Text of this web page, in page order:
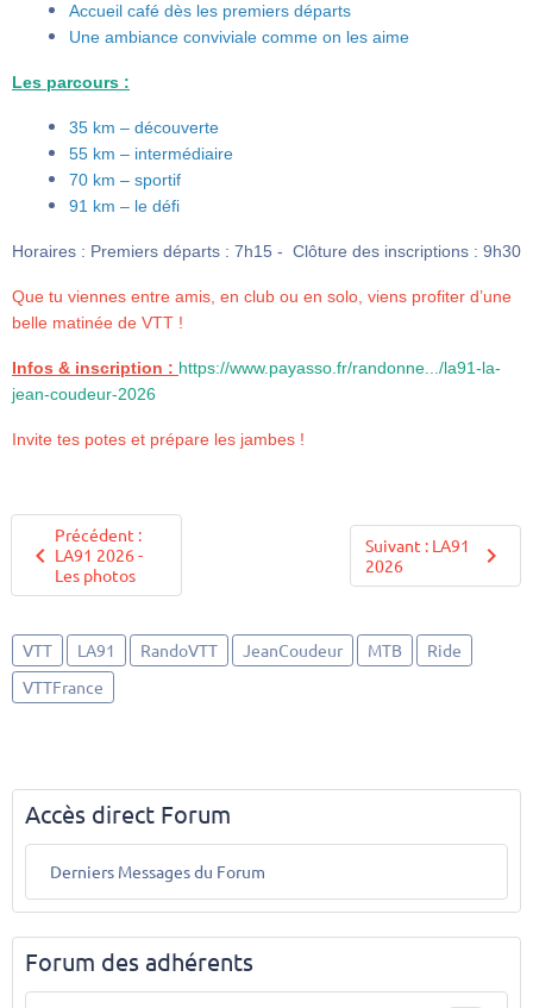
Accueil café dès les premiers départs
Une ambiance conviviale comme on les aime
Les parcours :
35 km – découverte
55 km – intermédiaire
70 km – sportif
91 km – le défi
Horaires : Premiers départs : 7h15 - Clôture des inscriptions : 9h30
Que tu viennes entre amis, en club ou en solo, viens profiter d’une
belle matinée de VTT !
Infos & inscription : https://www.payasso.fr/randonne.../la91-la-
jean-coudeur-2026
Invite tes potes et prépare les jambes !
Précédent :
LA91 2026 -
Les photos
Suivant : LA91
2026
VTT LA91 RandoVTT JeanCoudeur MTB
Ride
VTTFrance
Accès direct Forum
Derniers Messages du Forum
Forum des adhérents